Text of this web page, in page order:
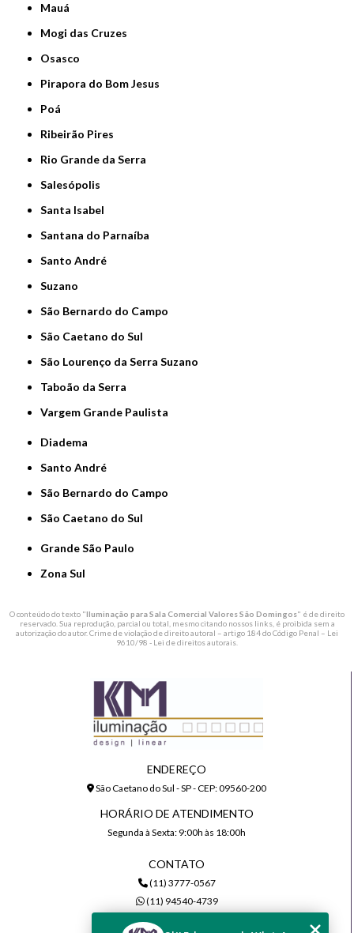
Mauá
Mogi das Cruzes
Osasco
Pirapora do Bom Jesus
Poá
Ribeirão Pires
Rio Grande da Serra
Salesópolis
Santa Isabel
Santana do Parnaíba
Santo André
Suzano
São Bernardo do Campo
São Caetano do Sul
São Lourenço da Serra Suzano
Taboão da Serra
Vargem Grande Paulista
Diadema
Santo André
São Bernardo do Campo
São Caetano do Sul
Grande São Paulo
Zona Sul
O conteúdo do texto "Iluminação para Sala Comercial Valores São Domingos" é de direito
reservado. Sua reprodução, parcial ou total, mesmo citando nossos links, é proibida sem a
autorização do autor. Crime de violação de direito autoral – artigo 184 do Código Penal – Lei
9610/98 - Lei de direitos autorais
ENDEREÇO
São Caetano do Sul - SP - CEP: 09560-200
HORÁRIO DE ATENDIMENTO
Segunda à Sexta: 9:00h às 18:00h
CONTATO
(11) 3777-0567
(11) 94540-4739